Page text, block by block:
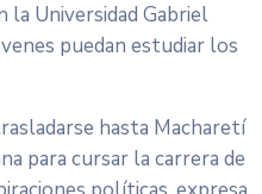
la Universidad Gabriel
puedan estudiar los
hasta Macharetí
para cursar la carrera de